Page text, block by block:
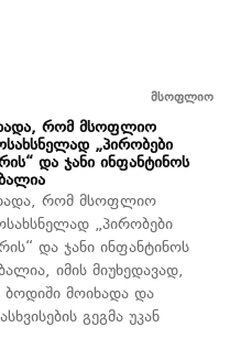
მსოფლიო
რომ მსოფლიო
„პირობები
და ჯანი ინფანტინოს
რომ მსოფლიო
„პირობები
და ჯანი ინფანტინოს
იმის მიუხედავად,
მოიხადა და
გეგმა უკან